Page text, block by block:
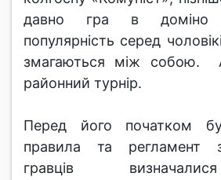
давно гра в доміно
популярність серед
змагаються між собою.
районний турнір.
Перед його початком
правила та регламент
гравців